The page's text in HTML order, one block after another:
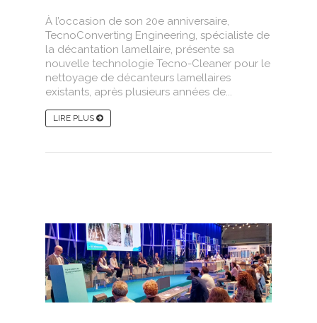
À l’occasion de son 20e anniversaire,
TecnoConverting Engineering, spécialiste de
la décantation lamellaire, présente sa
nouvelle technologie Tecno-Cleaner pour le
nettoyage de décanteurs lamellaires
existants, après plusieurs années de...
LIRE PLUS